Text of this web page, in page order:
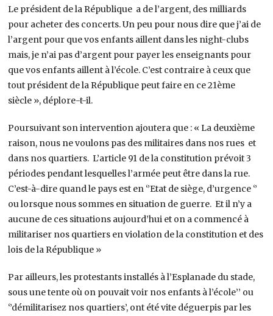
Le président de la République a de l’argent, des milliards
pour acheter des concerts. Un peu pour nous dire que j’ai de
l’argent pour que vos enfants aillent dans les night-clubs
mais, je n’ai pas d’argent pour payer les enseignants pour
que vos enfants aillent à l’école. C’est contraire à ceux que
tout président de la République peut faire en ce 21ème
siècle », déplore-t-il.
Poursuivant son intervention ajoutera que : « La deuxième
raison, nous ne voulons pas des militaires dans nos rues et
dans nos quartiers. L’article 91 de la constitution prévoit 3
périodes pendant lesquelles l’armée peut être dans la rue.
C’est-à-dire quand le pays est en ‘’Etat de siège, d’urgence ‘’
ou lorsque nous sommes en situation de guerre. Et il n’y a
aucune de ces situations aujourd’hui et on a commencé à
militariser nos quartiers en violation de la constitution et des
lois de la République »
Par ailleurs, les protestants installés à l’Esplanade du stade,
sous une tente où on pouvait voir nos enfants à l’école’’ ou
‘’démilitarisez nos quartiers’, ont été vite déguerpis par les